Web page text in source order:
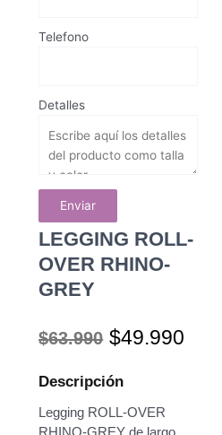
Telefono
Detalles
Enviar
LEGGING ROLL-
OVER RHINO-
GREY
$63.990 El
original
era:
$63.990.
$49.990
Descripción
Legging ROLL-OVER